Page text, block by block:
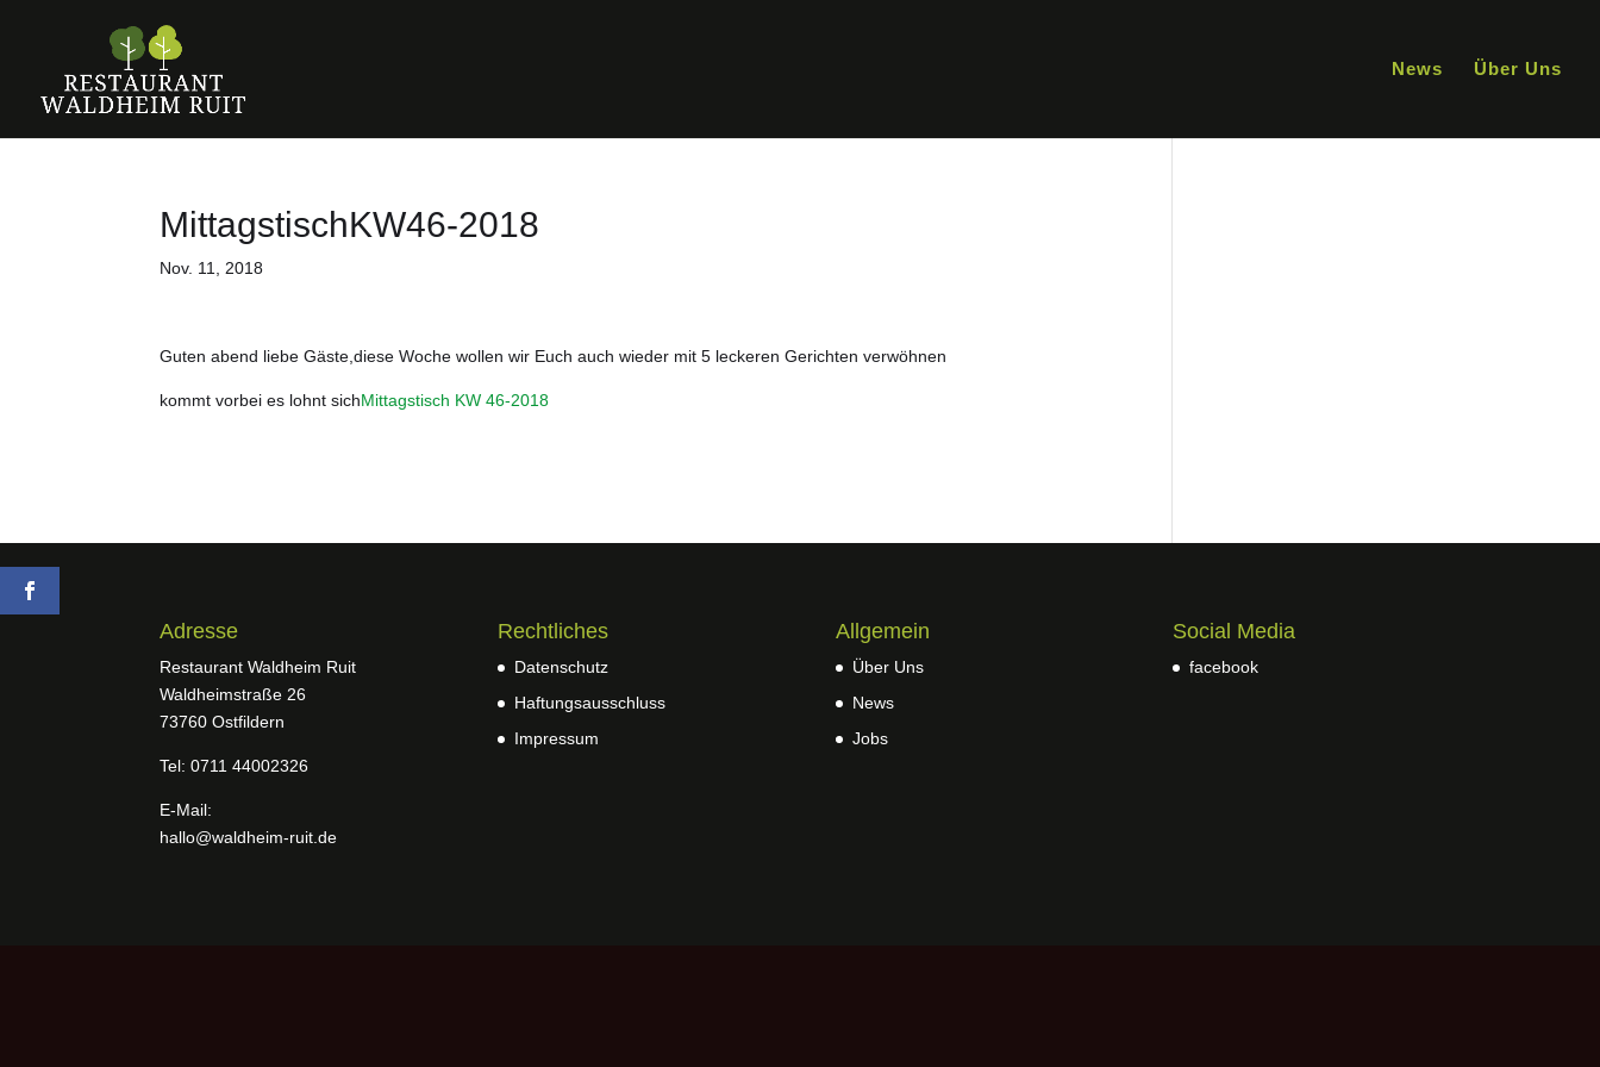
News Über Uns
MittagstischKW46-2018
Nov. 11, 2018
Guten abend liebe Gäste,diese Woche wollen wir Euch auch wieder mit 5 leckeren Gerichten verwöhnen
kommt vorbei es lohnt sichMittagstisch KW 46-2018
Adresse
Restaurant Waldheim Ruit
Waldheimstraße 26
73760 Ostfildern
Tel: 0711 44002326
E-Mail:
hallo@waldheim-ruit.de
Rechtliches
Datenschutz
Haftungsausschluss
Impressum
Allgemein
Über Uns
News
Jobs
Social Media
facebook